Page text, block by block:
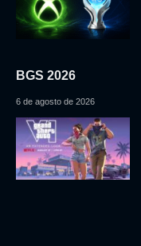
BGS 2026
6 de agosto de 2026